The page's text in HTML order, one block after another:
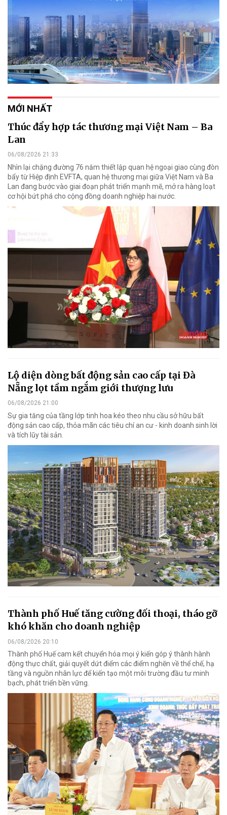
MỚI NHẤT
Thúc đẩy hợp tác thương mại Việt Nam – Ba
Lan
06/08/2026 21:33
Nhìn lại chặng đường 76 năm thiết lập quan hệ ngoại giao cùng đòn
bẩy từ Hiệp định EVFTA, quan hệ thương mại giữa Việt Nam và Ba
Lan đang bước vào giai đoạn phát triển mạnh mẽ, mở ra hàng loạt
cơ hội bứt phá cho cộng đồng doanh nghiệp hai nước.
Lộ diện dòng bất động sản cao cấp tại Đà
Nẵng lọt tầm ngắm giới thượng lưu
06/08/2026 21:00
Sự gia tăng của tầng lớp tinh hoa kéo theo nhu cầu sở hữu bất
động sản cao cấp, thỏa mãn các tiêu chí an cư - kinh doanh sinh lời
và tích lũy tài sản.
Thành phố Huế tăng cường đối thoại, tháo gỡ
khó khăn cho doanh nghiệp
06/08/2026 20:10
Thành phố Huế cam kết chuyển hóa mọi ý kiến góp ý thành hành
động thực chất, giải quyết dứt điểm các điểm nghẽn về thể chế, hạ
tầng và nguồn nhân lực để kiến tạo một môi trường đầu tư minh
bạch, phát triển bền vững.